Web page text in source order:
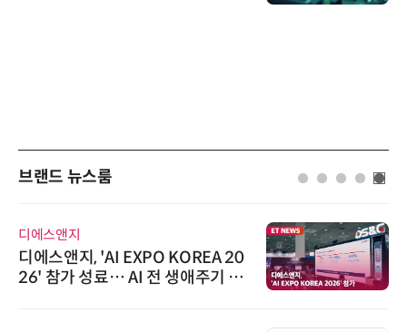
브랜드 뉴스룸
디에스앤지
디에스앤지, 'AI EXPO KOREA 20
26' 참가 성료… AI 전 생애주기 아